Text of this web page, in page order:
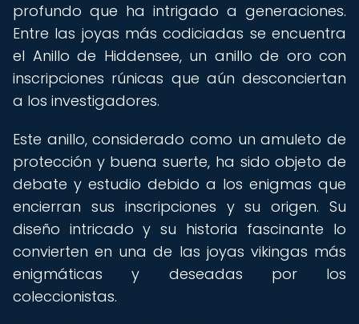
profundo que ha intrigado a generaciones.
Entre las joyas más codiciadas se encuentra
el Anillo de Hiddensee, un anillo de oro con
inscripciones rúnicas que aún desconciertan
a los investigadores.
Este anillo, considerado como un amuleto de
protección y buena suerte, ha sido objeto de
debate y estudio debido a los enigmas que
encierran sus inscripciones y su origen. Su
diseño intricado y su historia fascinante lo
convierten en una de las joyas vikingas más
enigmáticas y deseadas por los
coleccionistas.